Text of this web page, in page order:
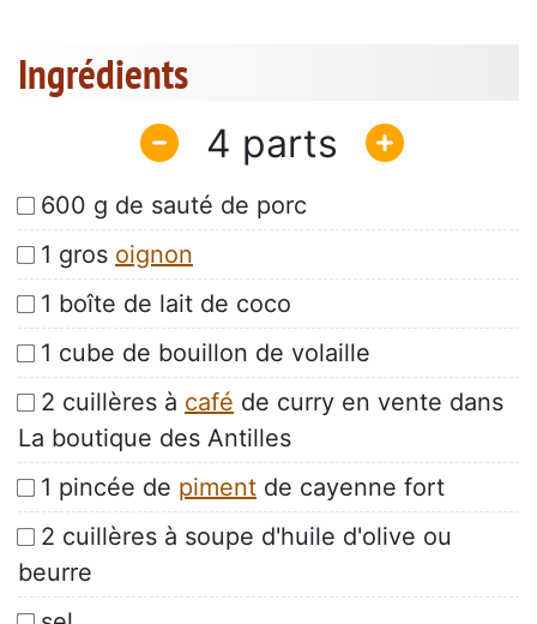
Ingrédients
4
600 g de sauté de porc
1 gros oignon
1 boîte de lait de coco
1 cube de bouillon de volaille
2 cuillères à café de curry en vente dans
La boutique des Antilles
1 pincée de piment de cayenne fort
2 cuillères à soupe d'huile d'olive ou
beurre